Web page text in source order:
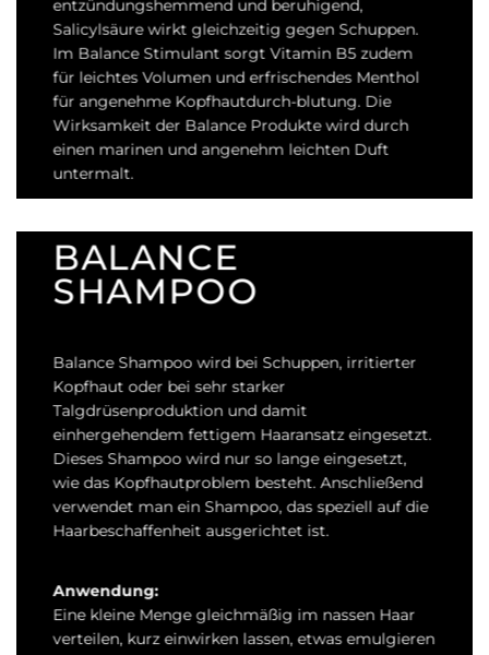
entzündungshemmend und beruhigend,
Salicylsäure wirkt gleichzeitig gegen Schuppen.
Im Balance Stimulant sorgt Vitamin B5 zudem
für leichtes Volumen und erfrischendes Menthol
für angenehme Kopfhautdurch-blutung. Die
Wirksamkeit der Balance Produkte wird durch
einen marinen und angenehm leichten Duft
untermalt.
BALANCE
SHAMPOO
Balance Shampoo wird bei Schuppen, irritierter
Kopfhaut oder bei sehr starker
Talgdrüsenproduktion und damit
einhergehendem fettigem Haaransatz eingesetzt.
Dieses Shampoo wird nur so lange eingesetzt,
wie das Kopfhautproblem besteht. Anschließend
verwendet man ein Shampoo, das speziell auf die
Haarbeschaffenheit ausgerichtet ist.
Anwendung:
Eine kleine Menge gleichmäßig im nassen Haar
verteilen, kurz einwirken lassen, etwas emulgieren